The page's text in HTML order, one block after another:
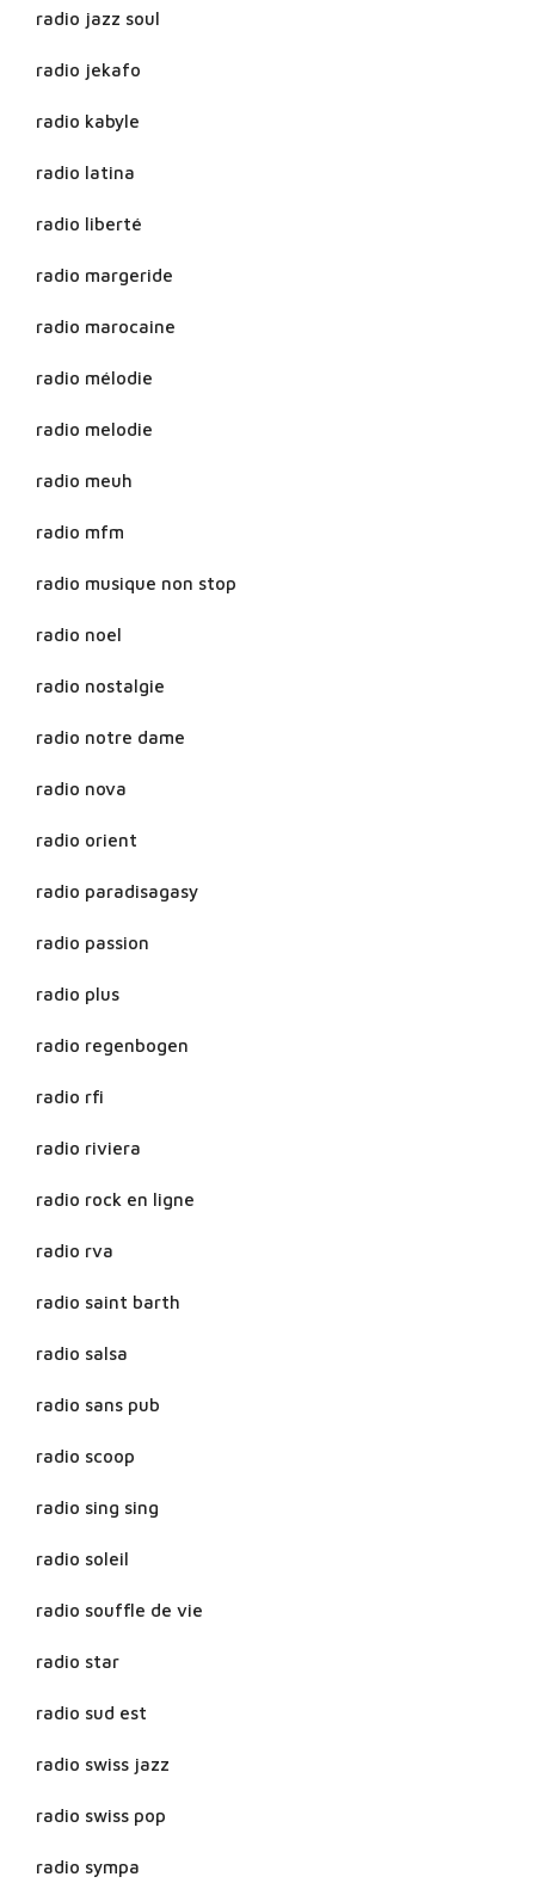
radio jazz soul
radio jekafo
radio kabyle
radio latina
radio liberté
radio margeride
radio marocaine
radio mélodie
radio melodie
radio meuh
radio mfm
radio musique non stop
radio noel
radio nostalgie
radio notre dame
radio nova
radio orient
radio paradisagasy
radio passion
radio plus
radio regenbogen
radio rfi
radio riviera
radio rock en ligne
radio rva
radio saint barth
radio salsa
radio sans pub
radio scoop
radio sing sing
radio soleil
radio souffle de vie
radio star
radio sud est
radio swiss jazz
radio swiss pop
radio sympa